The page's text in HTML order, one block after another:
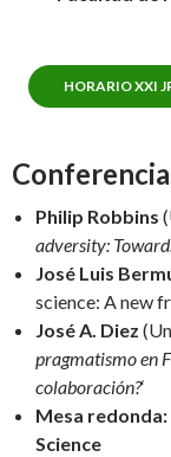
HORARIO XXI
Philip Robbins
adversity:
José Luis
science: A new
José A. Diez
pragmatismo en
colaboración?‘
Mesa
Science